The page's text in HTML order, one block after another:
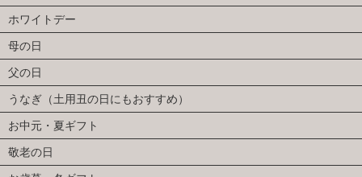
ホワイトデー
母の日
父の日
うなぎ（土用丑の日にもおすすめ）
お中元・夏ギフト
敬老の日